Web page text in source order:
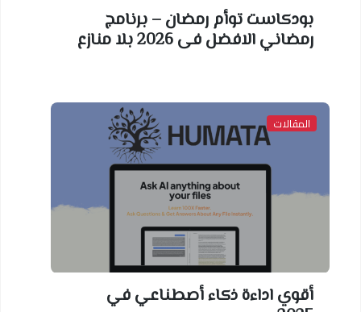
بودكاست توأم رمضان – برنامج
رمضاني الافضل فى 2026 بلا منازع
المقالات
أقوي اداءة ذكاء أصطناعي في